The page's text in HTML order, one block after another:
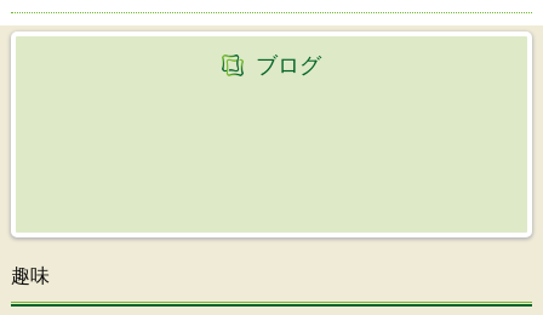
HOME
職員募集
ブログ
趣味